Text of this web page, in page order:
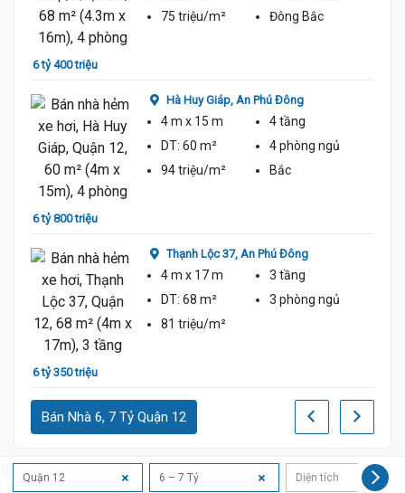
6 tỷ 400 triệu
75 triệu/m²
Đông Bắc
6 tỷ 800 triệu
Hà Huy Giáp, An Phú Đông
4 m x 15 m
4 tầng
DT: 60 m² 4 phòng ngủ
94 triệu/m²
Bắc
6 tỷ 350 triệu
Thạnh Lộc 37, An Phú Đông
4 m x 17 m
3 tầng
DT: 68 m² 3 phòng ngủ
81 triệu/m²
Bán Nhà 6, 7 Tỷ Quận 12
Quận 12 6 – 7 Tỷ Diện tích